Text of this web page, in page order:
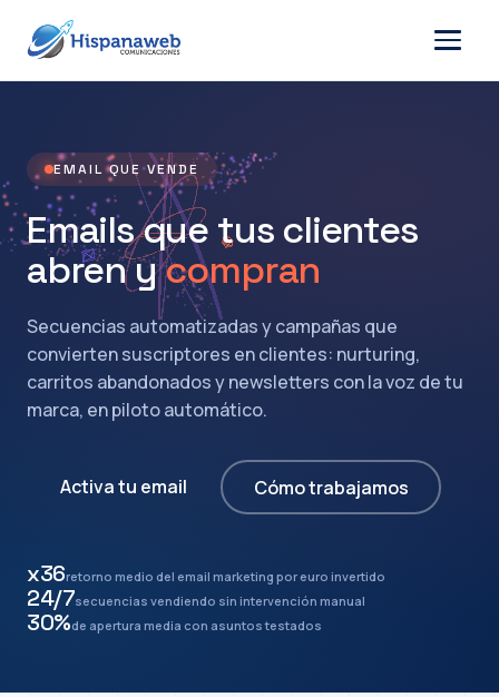
EMAIL QUE VENDE
Emails que tus clientes
abren ycompran
Secuencias automatizadas y campañas que
convierten suscriptores en clientes: nurturing,
carritos abandonados y newsletters con la voz de tu
marca, en piloto automático.
Activa tu email Cómo trabajamos
x36retorno medio del email marketing por euro invertido
24/7secuencias vendiendo sin intervención manual
30%de apertura media con asuntos testados